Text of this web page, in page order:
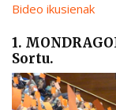
Bideo ikusienak
1.
Sortu.